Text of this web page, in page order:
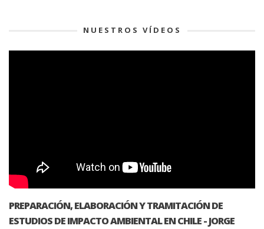
NUESTROS VÍDEOS
PREPARACIÓN, ELABORACIÓN Y TRAMITACIÓN DE
ESTUDIOS DE IMPACTO AMBIENTAL EN CHILE - JORGE